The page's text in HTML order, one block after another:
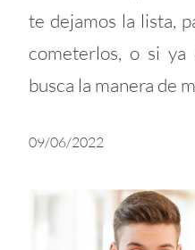
te dejamos la lista,
cometerlos, o si ya
busca la manera de
09/06/2022